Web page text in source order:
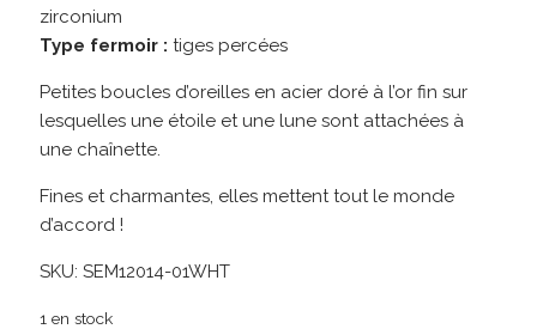
zirconium
Type fermoir : tiges percées
Petites boucles d’oreilles en acier doré à l’or fin sur
lesquelles une étoile et une lune sont attachées à
une chaînette.
Fines et charmantes, elles mettent tout le monde
d’accord !
SKU: SEM12014-01WHT
1 en stock